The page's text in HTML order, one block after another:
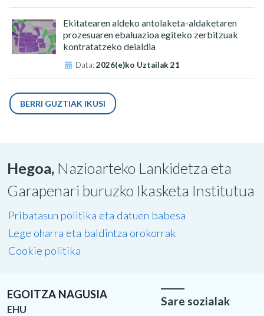
Ekitatearen aldeko antolaketa-aldaketaren
prozesuaren ebaluazioa egiteko zerbitzuak
kontratatzeko deialdia
Data:2026(e)ko Uztailak 21
BERRI GUZTIAK IKUSI
Hegoa, Nazioarteko Lankidetza eta
Garapenari buruzko Ikasketa Institutua
Pribatasun politika eta datuen babesa
Lege oharra eta baldintza orokorrak
Cookie politika
EGOITZA NAGUSIA
EHU
Sare sozialak